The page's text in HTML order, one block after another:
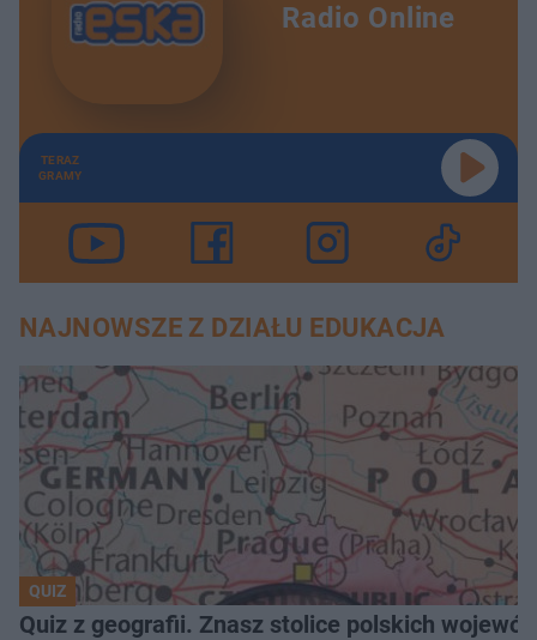
Radio Online
TERAZ
GRAMY
NAJNOWSZE Z DZIAŁU EDUKACJA
QUIZ
Quiz z geografii. Znasz stolice polskich